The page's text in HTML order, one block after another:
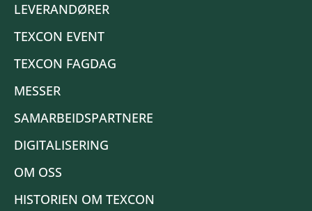
LEVERANDØRER
TEXCON EVENT
TEXCON FAGDAG
MESSER
SAMARBEIDSPARTNERE
DIGITALISERING
OM OSS
HISTORIEN OM TEXCON